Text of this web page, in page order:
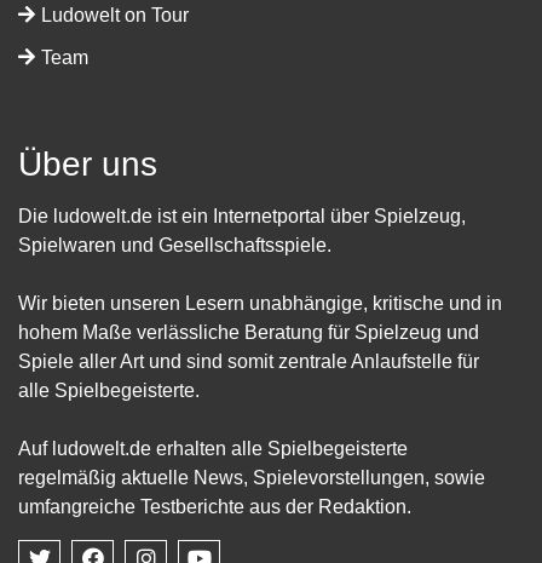
Ludowelt on Tour
Team
Über uns
Die ludowelt.de ist ein Internetportal über Spielzeug,
Spielwaren und Gesellschaftsspiele.
Wir bieten unseren Lesern unabhängige, kritische und in
hohem Maße verlässliche Beratung für Spielzeug und
Spiele aller Art und sind somit zentrale Anlaufstelle für
alle Spielbegeisterte.
Auf ludowelt.de erhalten alle Spielbegeisterte
regelmäßig aktuelle News, Spielevorstellungen, sowie
umfangreiche Testberichte aus der Redaktion.